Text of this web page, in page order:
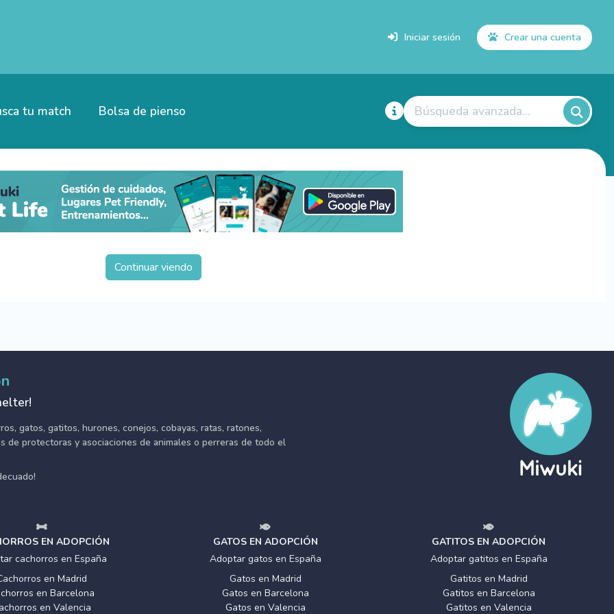
Iniciar sesión Crear una cuenta
tu match Bolsa de pienso Búsqueda avanzada...
Continuar viendo
gatos, gatitos, hurones, conejos, cobayas, ratas, ratones,
de protectoras y asociaciones de animales o perreras de todo el
EN ADOPCIÓN
cachorros en España
en Madrid
en Barcelona
en Valencia
GATOS EN ADOPCIÓN
Adoptar gatos en España
Gatos en Madrid
Gatos en Barcelona
Gatos en Valencia
GATITOS EN ADOPCIÓN
Adoptar gatitos en España
Gatitos en Madrid
Gatitos en Barcelona
Gatitos en Valencia